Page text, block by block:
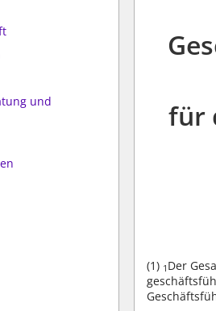
und
für
(1) 1 Der